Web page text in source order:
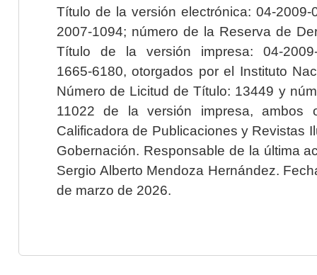
Título de la versión electrónica: 04-2009-
2007-1094; número de la Reserva de
Título de la versión impresa: 04-2009-
1665-6180, otorgados por el Instituto
Número de Licitud de Título: 13449 y
11022 de la versión impresa, ambos
Calificadora de Publicaciones y Revistas
Gobernación. Responsable de la última
Sergio Alberto Mendoza Hernández.
de marzo de 2026.